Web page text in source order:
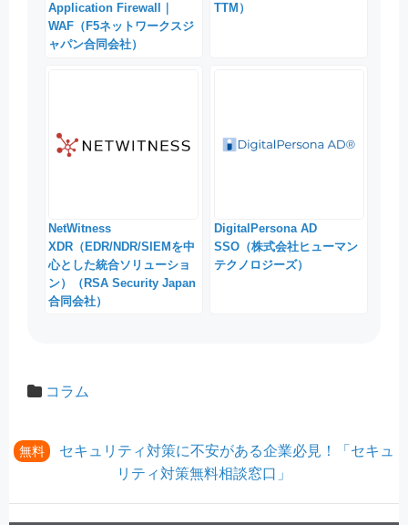
Application Firewall｜
WAF（F5ネットワークスジ
ャパン合同会社）
TTM）
NetWitness
XDR（EDR/NDR/SIEMを中
心とした統合ソリューショ
ン）（RSA Security Japan
合同会社）
DigitalPersona AD
SSO（株式会社ヒューマン
テクノロジーズ）
コラム
無料
セキュリティ対策に不安がある企業必見！「セキュ
リティ対策無料相談窓口」